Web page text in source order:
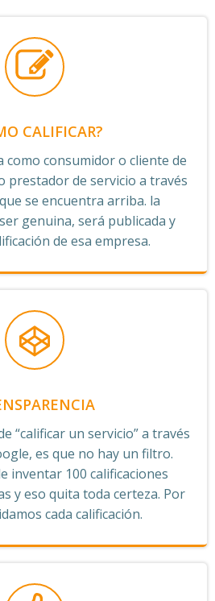
CALIFICAR?
como consumidor o cliente de
prestador de servicio a través
se encuentra arriba. la
genuina, será publicada y
de esa empresa.
“calificar un servicio” a través
es que no hay un filtro.
inventar 100 calificaciones
y eso quita toda certeza. Por
cada calificación.